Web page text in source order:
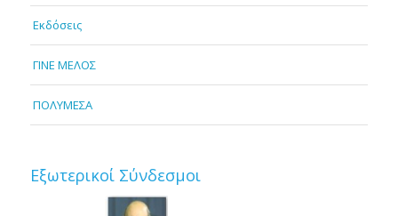
Εκδόσεις
ΓΙΝΕ ΜΕΛΟΣ
ΠΟΛΥΜΕΣΑ
Εξωτερικοί Σύνδεσμοι